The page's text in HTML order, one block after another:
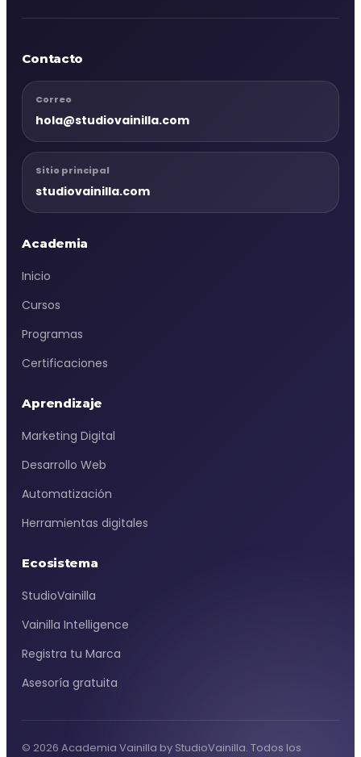
Contacto
Correo
hola@studiovainilla.com
Sitio principal
studiovainilla.com
Academia
Inicio
Cursos
Programas
Certificaciones
Aprendizaje
Marketing Digital
Desarrollo Web
Automatización
Herramientas digitales
Ecosistema
StudioVainilla
Vainilla Intelligence
Registra tu Marca
Asesoría gratuita
© 2026 Academia Vainilla by StudioVainilla. Todos los